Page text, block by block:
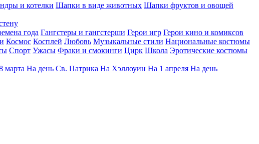
и котелки Шапки в виде животных Шапки фруктов и овощей
года Гангстеры и гангстерши Герои игр Герои кино и комиксов
Космос Косплей Любовь Музыкальные стили Национальные костюмы
Спорт Ужасы Фраки и смокинги Цирк Школа Эротические костюмы
марта На день Св. Патрика На Хэллоуин На 1 апреля На день